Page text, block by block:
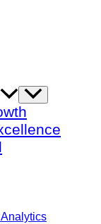
Menu
Toggle